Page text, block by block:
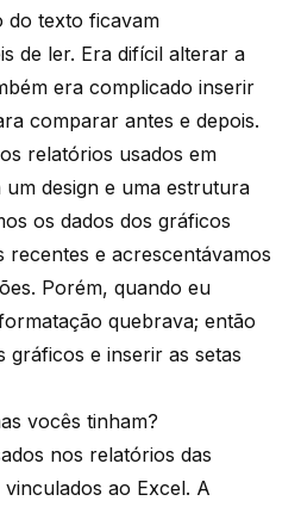
do texto ficavam
de ler. Era difícil alterar a
era complicado inserir
comparar antes e depois.
relatórios usados em
design e uma estrutura
os dados dos gráficos
recentes e acrescentávamos
Porém, quando eu
quebrava; então
e inserir as setas
vocês tinham?
nos relatórios das
ao Excel. A